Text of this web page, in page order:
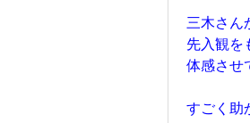
三木さん
先入観を
体感させ
すごく助